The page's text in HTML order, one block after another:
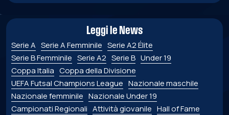
Leggi le News
Serie A Serie A Femminile Serie A2 Élite
Serie B Femminile Serie A2 Serie B Under 19
Coppa Italia Coppa della Divisione
UEFA Futsal Champions League Nazionale maschile
Nazionale femminile Nazionale Under 19
Campionati Regionali Attività giovanile Hall of Fame